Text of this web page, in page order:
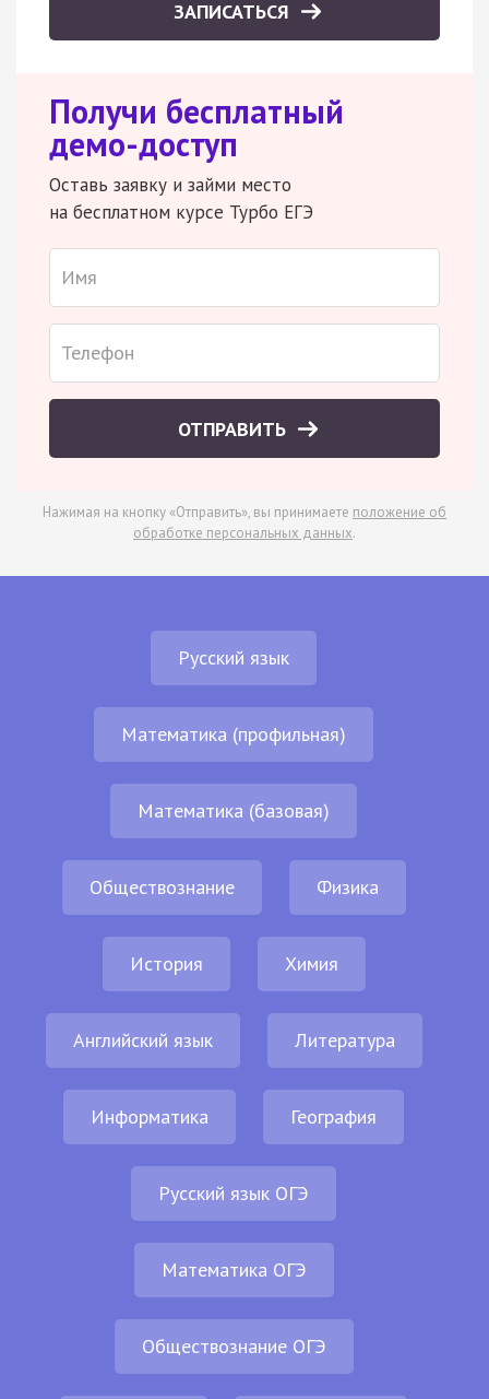
ЗАПИСАТЬСЯ
Получи бесплатный
демо-доступ
Оставь заявку и займи место
на бесплатном курсе Турбо ЕГЭ
ОТПРАВИТЬ
Нажимая на кнопку «Отправить», вы принимаете положение об
обработке персональных данных.
Русский язык
Математика (профильная)
Математика (базовая)
Обществознание Физика
История Химия
Английский язык Литература
Информатика География
Русский язык ОГЭ
Математика ОГЭ
Обществознание ОГЭ